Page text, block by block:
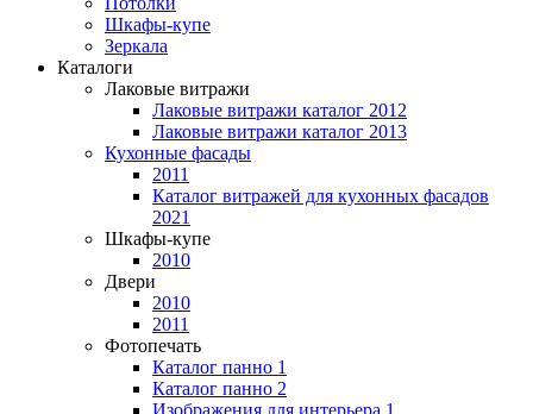
Шкафы-купе
Зеркала
Каталоги
Лаковые витражи
Лаковые витражи каталог 2012
Лаковые витражи каталог 2013
Кухонные фасады
2011
Каталог витражей для кухонных фасадов
2021
Шкафы-купе
2010
Двери
2010
2011
Фотопечать
Каталог панно 1
Каталог панно 2